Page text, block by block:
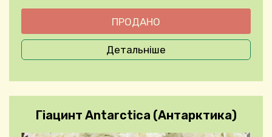
Детальніше
Гіацинт Antarctica (Антарктика)